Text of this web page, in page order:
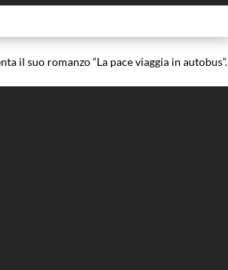
il suo romanzo “La pace viaggia in autobus”.